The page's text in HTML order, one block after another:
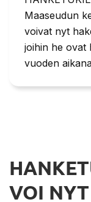
Maaseudun
voivat nyt
joihin he ovat
vuoden
VOI